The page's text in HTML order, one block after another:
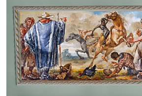
Limite de download